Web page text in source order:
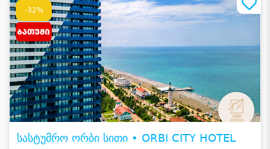
-32%
სასტუმრო ორბი სითი • ORBI CITY HOTEL